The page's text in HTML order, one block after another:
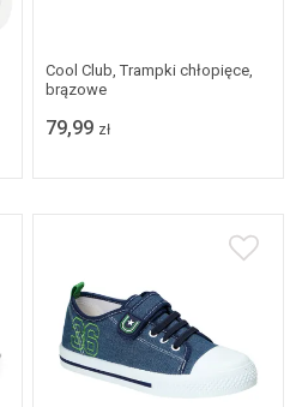
Cool Club, Trampki chłopięce,
brązowe
79,99 zł